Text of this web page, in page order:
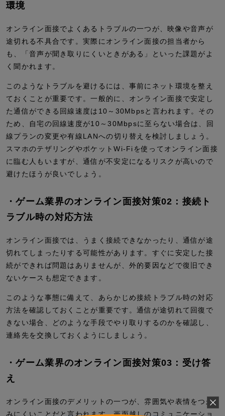
環境
オンライン面接でよくあるトラブルの一つが、映像や音声が
途切れる不具合です。実際にオンライン面接の担当者から
も、「音声が聞き取りにくいときがある」といった課題がよ
く聞かれます。
このようなトラブルを避けるには、事前にネット環境を整え
ておくことが重要です。一般的に、オンライン面接で安定し
た通信ができる回線速度は10～30Mbpsと言われます。その
ため、自宅の回線速度が10～30Mbpsに至らない場合は、回
線プランの変更や有線LANへの切り替えを検討しましょう。
スマホのテザリングやポケットWi-Fiを使ってオンライン面接
に臨む人もいますが、通信が不安定になるリスクが高いので
避けたほうが良いでしょう。
・ゲーム業界のオンライン面接対策02：接続ト
ラブル時の対応方法
オンライン面接では、うまく接続できなかったり、通信が途
切れてしまったりする可能性があります。すぐに安定した接
続ができれば問題はありませんが、外的要因などで復旧でき
ないケースも想定できます。
このような事態に備えて、あらかじめ接続トラブル時の対応
方法を確認しておくことが重要です。通信が途切れて回復で
きない場合、どのような手段でやり取りするのかを確認し、
連絡先を交換しておくようにしましょう。
・ゲーム業界のオンライン面接対策03：受け答
え
オンライン面接のデメリットの一つが、雰囲気や表情をつか
みにくいことだと言われます。画面越しのコミュニケーショ